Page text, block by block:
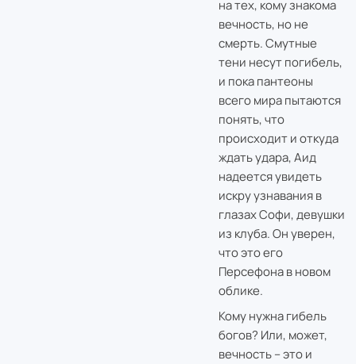
на тех, кому знакома
вечность, но не
смерть. Смутные
тени несут погибель,
и пока пантеоны
всего мира пытаются
понять, что
происходит и откуда
ждать удара, Аид
надеется увидеть
искру узнавания в
глазах Софи, девушки
из клуба. Он уверен,
что это его
Персефона в новом
облике.
Кому нужна гибель
богов? Или, может,
вечность – это и